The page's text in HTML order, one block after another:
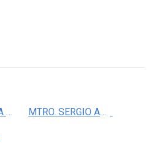
M. EN C. LETICIA DOLORES FERREYRA REYES MTRO. SERGIO ANTONIO BAUTISTA ARREDONDO